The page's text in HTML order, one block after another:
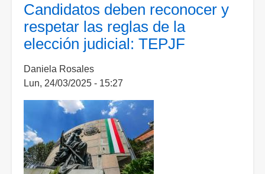
Candidatos deben reconocer y
respetar las reglas de la
elección judicial: TEPJF
Daniela Rosales
Lun, 24/03/2025 - 15:27